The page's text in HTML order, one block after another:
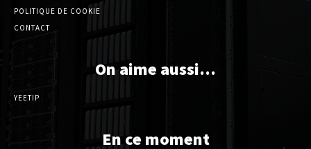
POLITIQUE DE COOKIE
CONTACT
On aime aussi…
YEETIP
En ce moment